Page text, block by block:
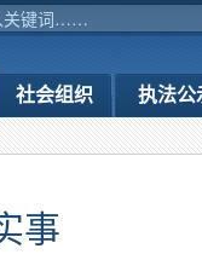
社会组织 执法公
事